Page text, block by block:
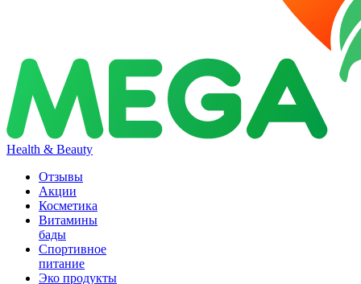
Health & Beauty
Отзывы
Акции
Косметика
Витамины
бады
Спортивное
питание
Эко продукты